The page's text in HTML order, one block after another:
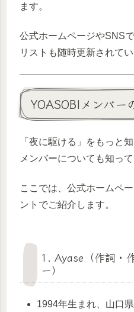
ます。
公式ホームページやSNS
リストも随時更新されて
YOASOBIメンバー
「夜に駆ける」をもっと
メンバーについても知っ
ここでは、公式ホームペ
ントでご紹介します。
1. Ayase（作詞・
ー）
1994年生まれ、山口県